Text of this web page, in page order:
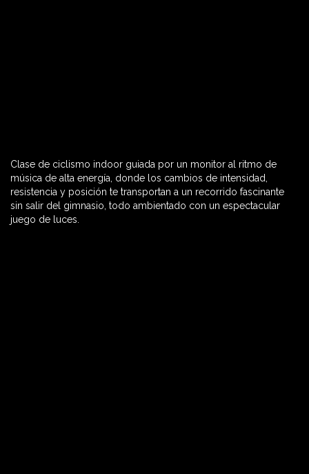
 60 MIN
Clase de ciclismo indoor guiada por un monitor al ritmo de
música de alta energía, donde los cambios de intensidad,
resistencia y posición te transportan a un recorrido fascinante
sin salir del gimnasio, todo ambientado con un espectacular
juego de luces.